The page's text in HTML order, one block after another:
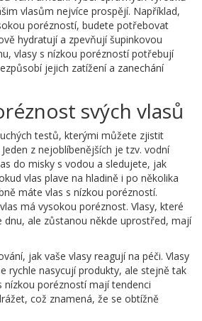
vlasům nejvíce prospějí. Například,
porézností, budete potřebovat
hydratují a zpevňují šupinkovou
vlasy s nízkou porézností potřebují
jejich zatížení a zanechání
svých vlasů
testů, kterými můžete zjistit
z nejoblíbenějších je tzv. vodní
do misky s vodou a sledujete, jak
vlas plave na hladině i po několika
máte vlas s nízkou porézností.
má vysokou poréznost. Vlasy, které
dnu, ale zůstanou někde uprostřed, mají
jak vaše vlasy reagují na péči. Vlasy
rychle nasycují produkty, ale stejně tak
nízkou porézností mají tendenci
což znamená, že se obtížně